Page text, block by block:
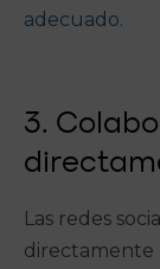
adecuado.
3.
Las redes
directamente